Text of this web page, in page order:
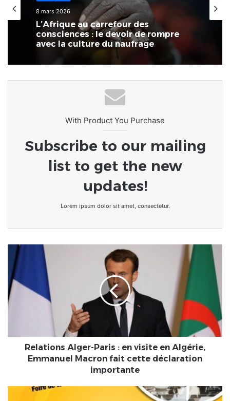
8 mars 2026
L’Afrique au carrefour des
consciences : le devoir de rompre
avec la culture du naufrage
With Product You Purchase
Subscribe to our mailing
list to get the new
updates!
Lorem ipsum dolor sit amet, consectetur.
Relations
Alger-
Paris
en
visite
Emmanuel
Macron
importante
Relations Alger-Paris : en visite en Algérie,
Emmanuel Macron fait cette déclaration
importante
Togo/17ème